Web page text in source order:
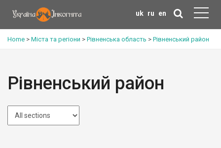
uk ru en
Home > Міста та регіони > Рівненська область > Рівненський район
Рівненський район